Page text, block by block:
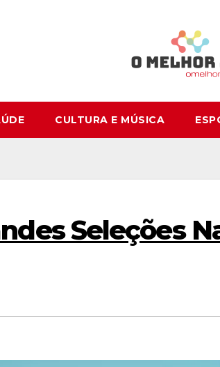
CULTURA E MÚSICA
Seleções